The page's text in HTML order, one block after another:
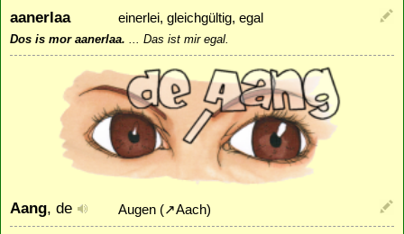
aanerlaa einerlei, gleichgültig, egal
Dos is mor aanerlaa. Das ist mir egal.
Aang, de Augen (↗Aach)